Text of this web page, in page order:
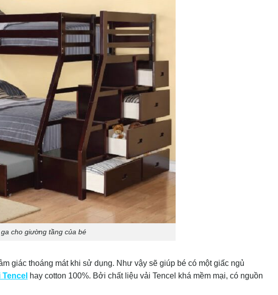
cho giường tầng của bé
giác thoáng mát khi sử dụng. Như vậy sẽ giúp bé có một giấc ngủ
Tencel hay cotton 100%. Bởi chất liệu vải Tencel khá mềm mại, có nguồn